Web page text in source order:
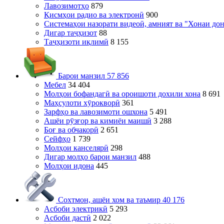
Лавозимотҳо 879
Қисмҳои радио ва электронӣ 900
Системаҳои назорати видеоӣ, амният ва "Хонаи
Дигар таҷҳизот 88
Таҷҳизоти иқлимӣ 8 155
Барои манзил 57 856
Мебел 34 404
Молҳои бофандагӣ ва ороишоти дохили хона 8 691
Маҳсулоти хӯрокворӣ 361
Зарфҳо ва лавозимоти ошхона 5 491
Ашёи рӯзғор ва кимиёи маишӣ 3 288
Боғ ва обчакорӣ 2 651
Сейфҳо 1 739
Молҳои канселярӣ 298
Дигар молҳо барои манзил 488
Молҳои идона 445
Сохтмон, ашёи хом ва таъмир 40 176
Асбоби электрикӣ 5 293
Асбоби дастӣ 2 022